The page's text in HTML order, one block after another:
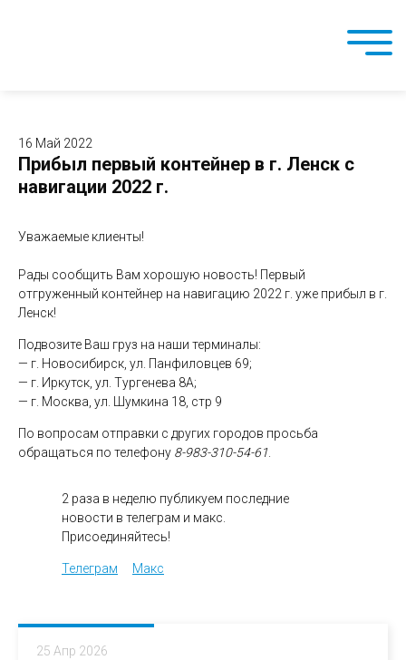
16 Май 2022
Прибыл первый контейнер в г. Ленск с
навигации 2022 г.
Уважаемые клиенты!
Рады сообщить Вам хорошую новость! Первый
отгруженный контейнер на навигацию 2022 г. уже прибыл в г.
Ленск!
Подвозите Ваш груз на наши терминалы:
— г. Новосибирск, ул. Панфиловцев 69;
— г. Иркутск, ул. Тургенева 8А;
— г. Москва, ул. Шумкина 18, стр 9
По вопросам отправки с других городов просьба
обращаться по телефону 8-983-310-54-61
2 раза в неделю публикуем последние
новости в телеграм и макс.
Присоединяйтесь!
Телеграм Макс
25 Апр 2026